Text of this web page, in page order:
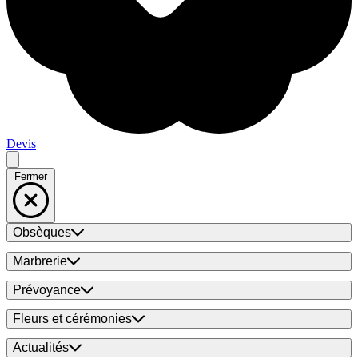
Devis
Fermer
Obsèques
Marbrerie
Prévoyance
Fleurs et cérémonies
Actualités